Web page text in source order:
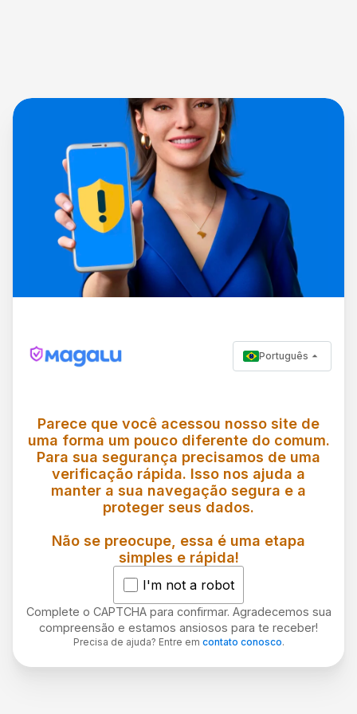
Português
Parece que você acessou nosso site de
uma forma um pouco diferente do comum.
Para sua segurança precisamos de uma
verificação rápida. Isso nos ajuda a
manter a sua navegação segura e a
proteger seus dados.
Não se preocupe, essa é uma etapa
simples e rápida!
I'm not a robot
Complete o CAPTCHA para confirmar. Agradecemos sua
compreensão e estamos ansiosos para te receber!
Precisa de ajuda? Entre em contato conosco.